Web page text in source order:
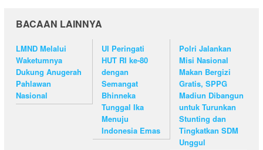
BACAAN LAINNYA
LMND Melalui
Waketumnya
Dukung Anugerah
Pahlawan
Nasional
UI Peringati
HUT RI ke-80
dengan
Semangat
Bhinneka
Tunggal Ika
Menuju
Indonesia Emas
Polri Jalankan
Misi Nasional
Makan Bergizi
Gratis, SPPG
Madiun Dibangun
untuk Turunkan
Stunting dan
Tingkatkan SDM
Unggul